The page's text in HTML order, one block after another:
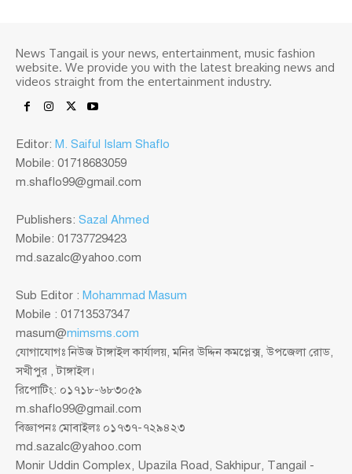
News Tangail is your news, entertainment, music fashion
website. We provide you with the latest breaking news and
videos straight from the entertainment industry.
Editor: M. Saiful Islam Shaflo
Mobile: 01718683059
m.shaflo99@gmail.com
Publishers: Sazal Ahmed
Mobile: 01737729423
md.sazalc@yahoo.com
Sub Editor : Mohammad Masum
Mobile : 01713537347
masum@mimsms.com
যোগাযোগঃ নিউজ টাঙ্গাইল কার্যালয়, মনির উদ্দিন কমপ্লেক্স, উপজেলা রোড,
সখীপুর , টাঙ্গাইল।
রিপোটিং: ০১৭১৮-৬৮৩০৫৯
m.shaflo99@gmail.com
বিজ্ঞাপনঃ মোবাইলঃ ০১৭৩৭-৭২৯৪২৩
md.sazalc@yahoo.com
Monir Uddin Complex, Upazila Road, Sakhipur, Tangail -